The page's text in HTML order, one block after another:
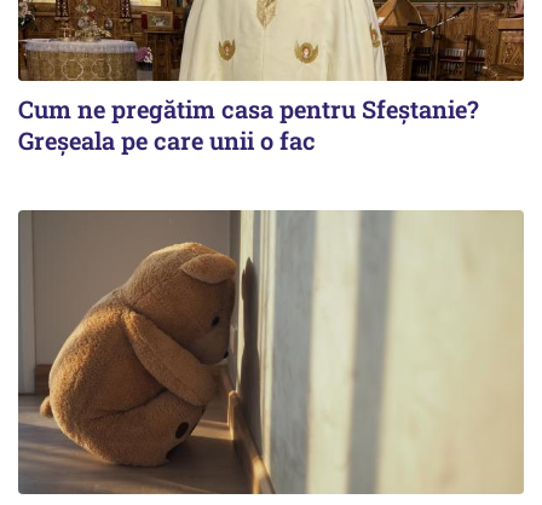
Cum ne pregătim casa pentru Sfeștanie?
Greșeala pe care unii o fac